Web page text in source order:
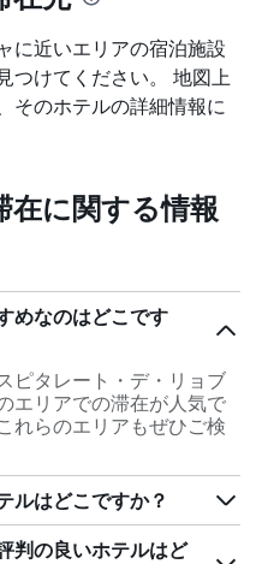
に近いエリアの宿泊施設
つけてください。 地図上
そのホテルの詳細情報に
に関する情報
めなのはどこです
ピタレート・デ・リョブ
エリアでの滞在が人気で
れらのエリアもぜひご検
ルはどこですか？
判の良いホテルはど